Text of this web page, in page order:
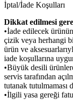
İptal/İade Koşulları
Dikkat edilmesi
•İade edilecek
çizik veya herhangi
ürün ve
iade koşullarına
•Büyük desili
servis tarafından
tutanak tutulmaması
•İlgili yasa gereği